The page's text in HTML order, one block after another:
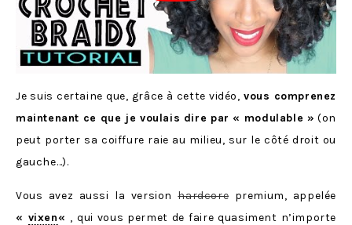
Je suis certaine que, grâce à cette vidéo, vous comprenez
maintenant ce que je voulais dire par « modulable » (on
peut porter sa coiffure raie au milieu, sur le côté droit ou
gauche…).
Vous avez aussi la versionhardcorepremium, appelée
« vixen« , qui vous permet de faire quasiment n’importe